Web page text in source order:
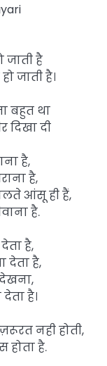
है
जाती है।
बहुत था
दिखा दी
है,
है,
आंसू ही हैं,
है.
है,
देता है,
है।
नही होती,
होता है.